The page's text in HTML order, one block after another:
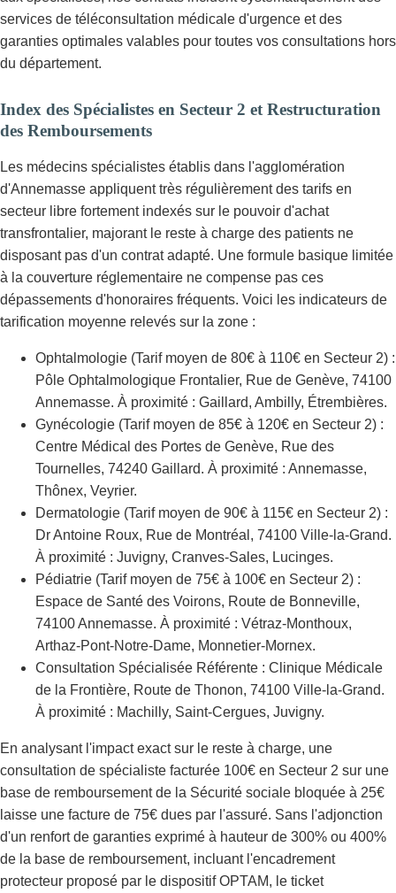
services de téléconsultation médicale d'urgence et des
garanties optimales valables pour toutes vos consultations hors
du département.
Index des Spécialistes en Secteur 2 et Restructuration
des Remboursements
Les médecins spécialistes établis dans l'agglomération
d'Annemasse appliquent très régulièrement des tarifs en
secteur libre fortement indexés sur le pouvoir d'achat
transfrontalier, majorant le reste à charge des patients ne
disposant pas d'un contrat adapté. Une formule basique limitée
à la couverture réglementaire ne compense pas ces
dépassements d'honoraires fréquents. Voici les indicateurs de
tarification moyenne relevés sur la zone :
Ophtalmologie (Tarif moyen de 80€ à 110€ en Secteur 2) :
Pôle Ophtalmologique Frontalier, Rue de Genève, 74100
Annemasse. À proximité : Gaillard, Ambilly, Étrembières.
Gynécologie (Tarif moyen de 85€ à 120€ en Secteur 2) :
Centre Médical des Portes de Genève, Rue des
Tournelles, 74240 Gaillard. À proximité : Annemasse,
Thônex, Veyrier.
Dermatologie (Tarif moyen de 90€ à 115€ en Secteur 2) :
Dr Antoine Roux, Rue de Montréal, 74100 Ville-la-Grand.
À proximité : Juvigny, Cranves-Sales, Lucinges.
Pédiatrie (Tarif moyen de 75€ à 100€ en Secteur 2) :
Espace de Santé des Voirons, Route de Bonneville,
74100 Annemasse. À proximité : Vétraz-Monthoux,
Arthaz-Pont-Notre-Dame, Monnetier-Mornex.
Consultation Spécialisée Référente : Clinique Médicale
de la Frontière, Route de Thonon, 74100 Ville-la-Grand.
À proximité : Machilly, Saint-Cergues, Juvigny.
En analysant l'impact exact sur le reste à charge, une
consultation de spécialiste facturée 100€ en Secteur 2 sur une
base de remboursement de la Sécurité sociale bloquée à 25€
laisse une facture de 75€ dues par l'assuré. Sans l'adjonction
d'un renfort de garanties exprimé à hauteur de 300% ou 400%
de la base de remboursement, incluant l'encadrement
protecteur proposé par le dispositif OPTAM, le ticket